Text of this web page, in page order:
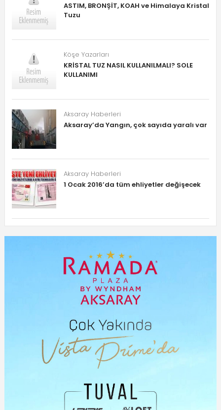
ASTIM, BRONŞİT, KOAH ve Himalaya Kristal
Tuzu
Köşe Yazarları
KRİSTAL TUZ NASIL KULLANILMALI? SOLE
KULLANIMI
Aksaray Haberleri
Aksaray’da Yangın, çok sayıda yaralı var
Aksaray Haberleri
1 Ocak 2016’da tüm ehliyetler değişecek